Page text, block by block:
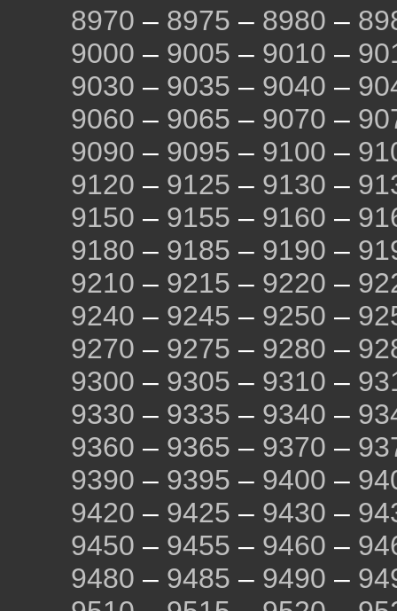
8970 – 8975 – 8980 –
9000 – 9005 – 9010 –
9030 – 9035 – 9040 –
9060 – 9065 – 9070 –
9090 – 9095 – 9100 –
9120 – 9125 – 9130 –
9150 – 9155 – 9160 –
9180 – 9185 – 9190 –
9210 – 9215 – 9220 –
9240 – 9245 – 9250 –
9270 – 9275 – 9280 –
9300 – 9305 – 9310 –
9330 – 9335 – 9340 –
9360 – 9365 – 9370 –
9390 – 9395 – 9400 –
9420 – 9425 – 9430 –
9450 – 9455 – 9460 –
9480 – 9485 – 9490 –